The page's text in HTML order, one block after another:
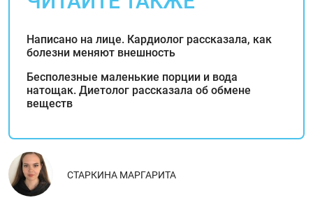
Написано на лице. Кардиолог рассказала, как
болезни меняют внешность
Бесполезные маленькие порции и вода
натощак. Диетолог рассказала об обмене
веществ
СТАРКИНА МАРГАРИТА